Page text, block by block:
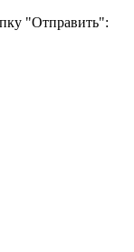
"Отправить":